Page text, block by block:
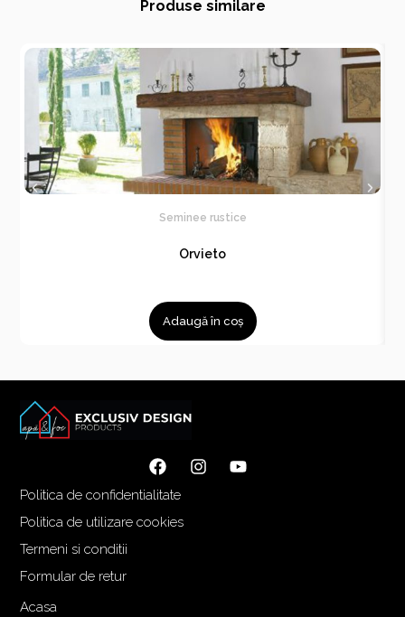
Produse similare
Seminee rustice
Orvieto
Adaugă în coș
Politica de confidentialitate
Politica de utilizare cookies
Termeni si conditii
Formular de retur
Acasa